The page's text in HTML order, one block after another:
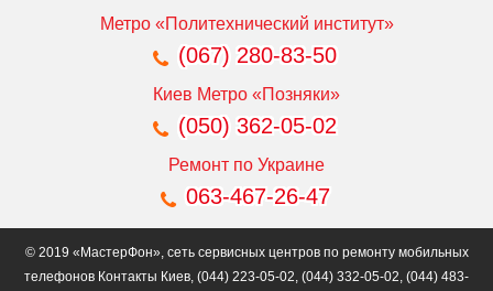
Метро «Политехнический институт»
(067) 280-83-50
Киев Метро «Позняки»
(050) 362-05-02
Ремонт по Украине
063-467-26-47
© 2019 «МастерФон», сеть сервисных центров по ремонту мобильных
телефонов Контакты Киев, (044) 223-05-02, (044) 332-05-02, (044) 483-